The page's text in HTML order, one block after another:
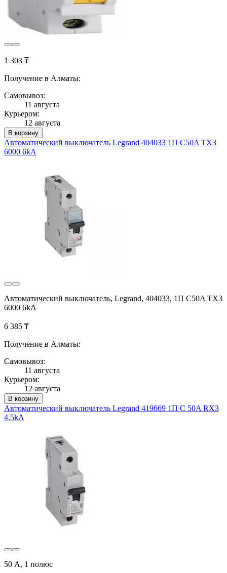
1 303 ₸
Получение в Алматы:
Самовывоз:
11 августа
Курьером:
12 августа
В корзину
Автоматический выключатель Legrand 404033 1П C50A TX3
6000 6kA
Автоматический выключатель, Legrand, 404033, 1П C50A TX3
6000 6kA
6 385 ₸
Получение в Алматы:
Самовывоз:
11 августа
Курьером:
12 августа
В корзину
Автоматический выключатель Legrand 419669 1П C 50A RX3
4,5kA
50 А, 1 полюс